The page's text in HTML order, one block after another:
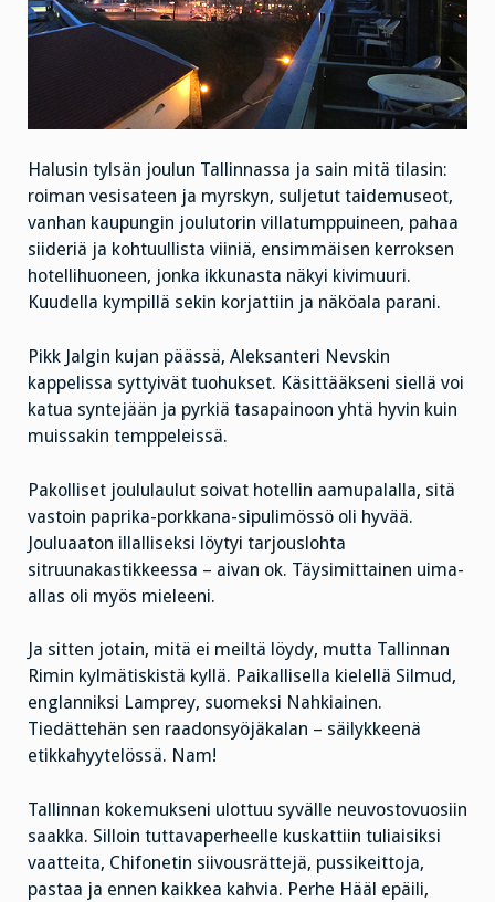
Halusin tylsän joulun Tallinnassa ja sain mitä tilasin:
roiman vesisateen ja myrskyn, suljetut taidemuseot,
vanhan kaupungin joulutorin villatumppuineen, pahaa
siideriä ja kohtuullista viiniä, ensimmäisen kerroksen
hotellihuoneen, jonka ikkunasta näkyi kivimuuri.
Kuudella kympillä sekin korjattiin ja näköala parani.
Pikk Jalgin kujan päässä, Aleksanteri Nevskin
kappelissa syttyivät tuohukset. Käsittääkseni siellä voi
katua syntejään ja pyrkiä tasapainoon yhtä hyvin kuin
muissakin temppeleissä.
Pakolliset joululaulut soivat hotellin aamupalalla, sitä
vastoin paprika-porkkana-sipulimössö oli hyvää.
Jouluaaton illalliseksi löytyi tarjouslohta
sitruunakastikkeessa – aivan ok. Täysimittainen uima-
allas oli myös mieleeni.
Ja sitten jotain, mitä ei meiltä löydy, mutta Tallinnan
Rimin kylmätiskistä kyllä. Paikallisella kielellä Silmud,
englanniksi Lamprey, suomeksi Nahkiainen.
Tiedättehän sen raadonsyöjäkalan – säilykkeenä
etikkahyytelössä. Nam!
Tallinnan kokemukseni ulottuu syvälle neuvostovuosiin
saakka. Silloin tuttavaperheelle kuskattiin tuliaisiksi
vaatteita, Chifonetin siivousrättejä, pussikeittoja,
pastaa ja ennen kaikkea kahvia. Perhe Hääl epäili,